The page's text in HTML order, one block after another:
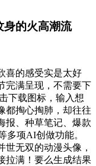
身的火高潮流
的感受实是太好
完满呈现，不需要下
下载图标，输入想
都掏心掏肺，却往往
报、种草笔记、爆款
多项AI创做功能。
无双的动漫头像，
拉满！要么生成结果